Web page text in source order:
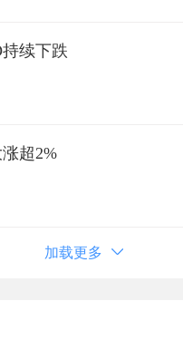
续下跌
超2%
加载更多